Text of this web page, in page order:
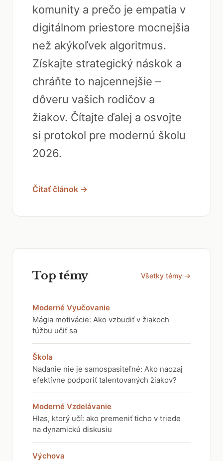
komunity a prečo je empatia v
digitálnom priestore mocnejšia
než akýkoľvek algoritmus.
Získajte strategický náskok a
chráňte to najcennejšie –
dôveru vašich rodičov a
žiakov. Čítajte ďalej a osvojte
si protokol pre modernú školu
2026.
Čítať článok →
Top témy Všetky témy →
Moderné Vyučovanie
Mágia motivácie: Ako vzbudiť v žiakoch
túžbu učiť sa
Škola
Nadanie nie je samospasiteľné: Ako naozaj
efektívne podporiť talentovaných žiakov?
Moderné Vzdelávanie
Hlas, ktorý učí: ako premeniť ticho v triede
na dynamickú diskusiu
Výchova